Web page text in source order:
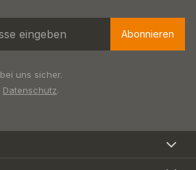
Abonnieren
uns sicher.
Datenschutz.